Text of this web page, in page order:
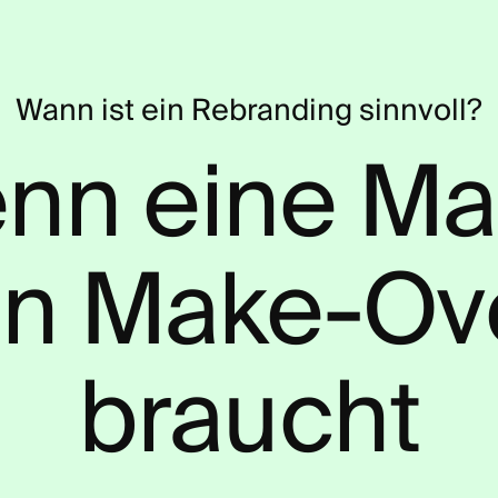
Wann ist ein Rebranding sinnvoll?
eine
Make-
braucht